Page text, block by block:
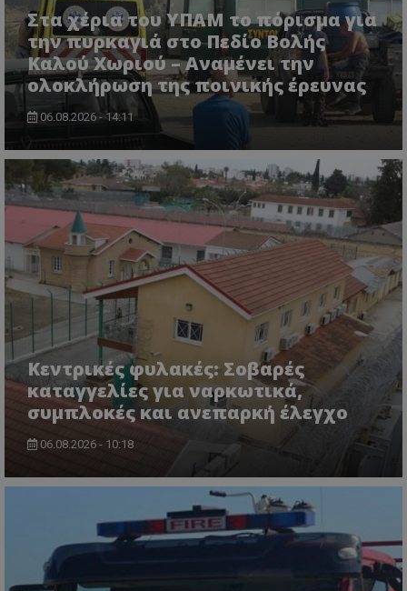
Στα χέρια του ΥΠΑΜ το πόρισμα για
την πυρκαγιά στο Πεδίο Βολής
Καλού Χωριού – Αναμένει την
ολοκλήρωση της ποινικής έρευνας
06.08.2026 - 14:11
Κεντρικές φυλακές: Σοβαρές
καταγγελίες για ναρκωτικά,
συμπλοκές και ανεπαρκή έλεγχο
06.08.2026 - 10:18